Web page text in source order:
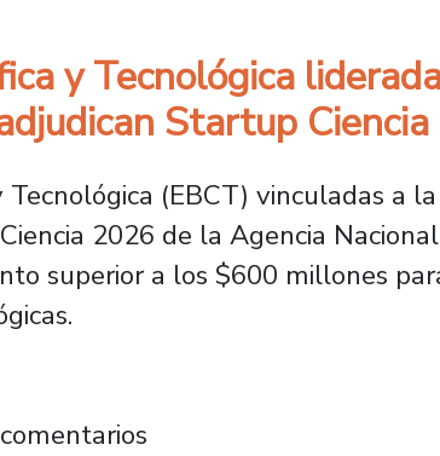
y Tecnológica
Startup
(EBCT) vinculadas a
2026 de la Agencia
superior a los $600 millones
y Tecnológica lideradas